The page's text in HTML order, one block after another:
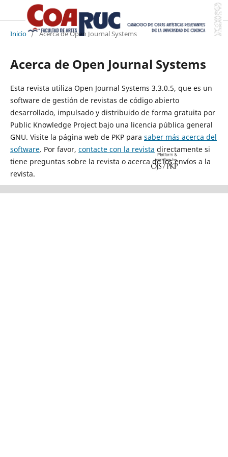
Inicio / Acerca de Open Journal Systems
Acerca de Open Journal Systems
Esta revista utiliza Open Journal Systems 3.3.0.5, que es un
software de gestión de revistas de código abierto
desarrollado, impulsado y distribuido de forma gratuita por
Public Knowledge Project bajo una licencia pública general
GNU. Visite la página web de PKP para saber más acerca del
software. Por favor, contacte con la revista directamente si
tiene preguntas sobre la revista o acerca de los envíos a la
revista.